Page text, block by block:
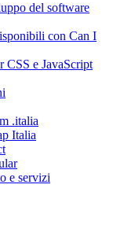
del software
con Can I
CSS e JavaScript
.italia
Italia
e servizi